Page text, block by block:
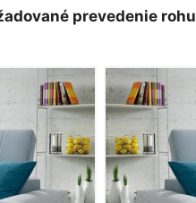
prevedenie rohu